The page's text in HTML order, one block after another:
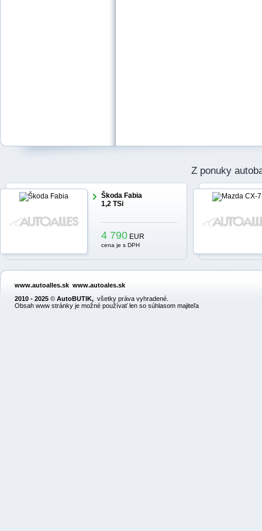
Z ponuky
Škoda Fabia
1,2 TSi
4 790 EUR
cena je s DPH
www.autoalles.sk www.autoales.sk
2010 - 2025 © AutoBUTIK, všetky práva vyhradené.
Obsah www stránky je možné používať len so súhlasom majiteľa